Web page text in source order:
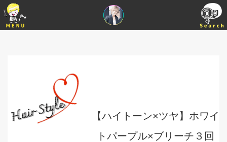
【ハイトーン×ツヤ】ホワイ
トパープル×ブリーチ３回